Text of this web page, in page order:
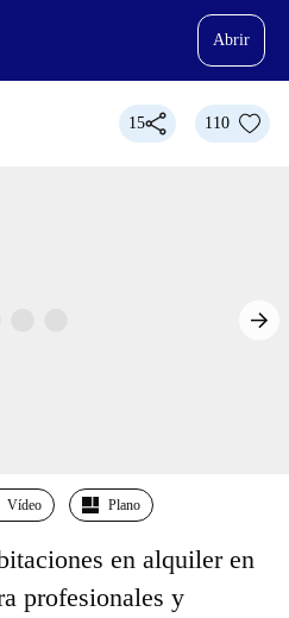
Abrir
15 110
Vídeo Plano
en alquiler en
profesionales y